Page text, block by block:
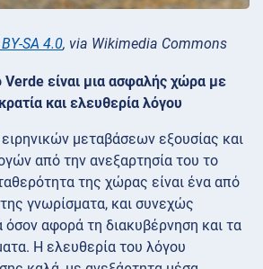
BY-SA 4.0, via Wikimedia Commons
Verde είναι μια ασφαλής χώρα με
και ελευθερία λόγου
ειρηνικών μεταβάσεων εξουσίας και
από την ανεξαρτησία του το
της χώρας είναι ένα από
γνωρίσματα, και συνεχώς
όσον αφορά τη διακυβέρνηση και τα
Η ελευθερία του λόγου